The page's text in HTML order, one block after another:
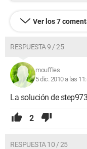
Ver los 7
RESPUESTA 9 / 25
mouffles
5 dic. 2010 a las
La solución de
2
RESPUESTA 10 / 25